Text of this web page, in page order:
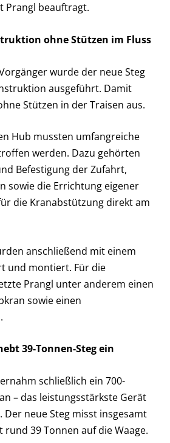
Prangl beauftragt.
ohne Stützen im Fluss
wurde der neue Steg
ausgeführt. Damit
Stützen in der Traisen aus.
Hub mussten umfangreiche
werden. Dazu gehörten
Befestigung der Zufahrt,
sowie die Errichtung eigener
die Kranabstützung direkt am
anschließend mit einem
und montiert. Für die
Prangl unter anderem einen
sowie einen
39-Tonnen-Steg ein
schließlich ein 700-
– das leistungsstärkste Gerät
Der neue Steg misst insgesamt
39 Tonnen auf die Waage.